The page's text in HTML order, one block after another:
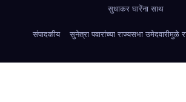
सुधाकर घारेंना साथ
संपादकीय सुनेत्रा पवारांच्या राज्यसभा उमेदवारीमुळे